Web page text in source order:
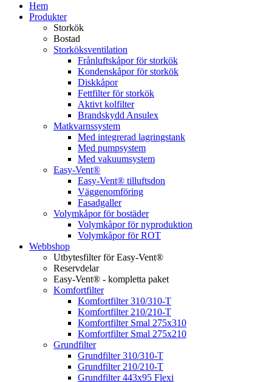
Hem
Produkter
Storkök
Bostad
Storköksventilation
Frånluftskåpor för storkök
Kondenskåpor för storkök
Diskkåpor
Fettfilter för storkök
Aktivt kolfilter
Brandskydd Ansulex
Matkvarnssystem
Med integrerad lagringstank
Med pumpsystem
Med vakuumsystem
Easy-Vent®
Easy-Vent® tilluftsdon
Väggenomföring
Fasadgaller
Volymkåpor för bostäder
Volymkåpor för nyproduktion
Volymkåpor för ROT
Webbshop
Utbytesfilter för Easy-Vent®
Reservdelar
Easy-Vent® - kompletta paket
Komfortfilter
Komfortfilter 310/310-T
Komfortfilter 210/210-T
Komfortfilter Smal 275x310
Komfortfilter Smal 275x210
Grundfilter
Grundfilter 310/310-T
Grundfilter 210/210-T
Grundfilter 443x95 Flexi